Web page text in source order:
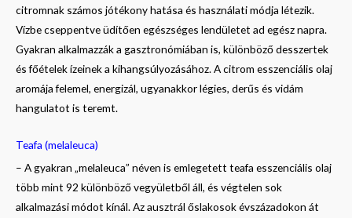
citromnak számos jótékony hatása és használati módja létezik.
Vízbe cseppentve üdítően egészséges lendületet ad egész napra.
Gyakran alkalmazzák a gasztronómiában is, különböző desszertek
és főételek ízeinek a kihangsúlyozásához. A citrom esszenciális olaj
aromája felemel, energizál, ugyanakkor légies, derűs és vidám
hangulatot is teremt.
Teafa (melaleuca)
– A gyakran „melaleuca” néven is emlegetett teafa esszenciális olaj
több mint 92 különböző vegyületből áll, és végtelen sok
alkalmazási módot kínál. Az ausztrál őslakosok évszázadokon át